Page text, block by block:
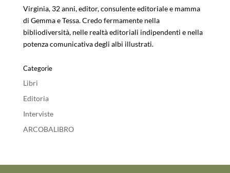
Virginia, 32 anni, editor, consulente editoriale e mamma
di Gemma e Tessa. Credo fermamente nella
bibliodiversità, nelle realtà editoriali indipendenti e nella
potenza comunicativa degli albi illustrati.
Categorie
Libri
Editoria
Interviste
ARCOBALIBRO